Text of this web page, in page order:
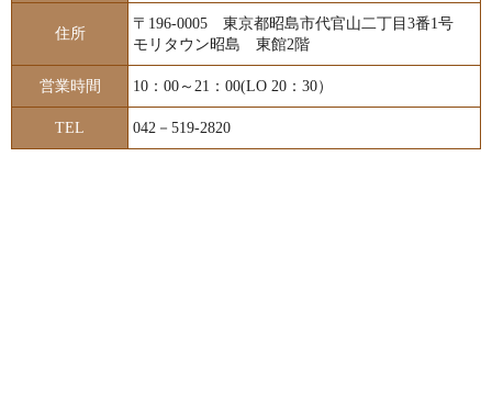
住所
〒196-0005 東京都昭島市代官山二丁目3番1号
モリタウン昭島 東館2階
営業時間 10：00～21：00(LO 20：30）
TEL 042－519-2820